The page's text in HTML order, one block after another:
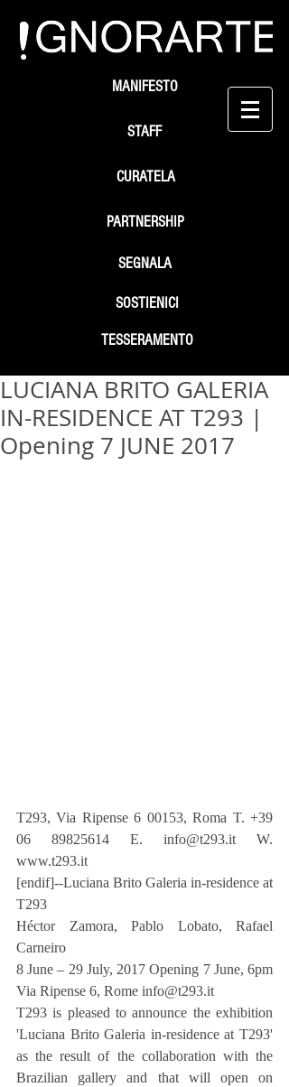
STAFF
SEGNALA
SOSTIENICI
MANIFESTO
PARTNERSHIP
TESSERAMENTO
CURATELA
LUCIANA BRITO GALERIA
IN-RESIDENCE AT T293 |
Opening 7 JUNE 2017
T293, Via Ripense 6 00153, Roma T. +39
06 89825614 E. info@t293.it W.
www.t293.it
[endif]--Luciana Brito Galeria in-residence at
T293
Héctor Zamora, Pablo Lobato, Rafael
Carneiro
8 June – 29 July, 2017 Opening 7 June, 6pm
Via Ripense 6, Rome info@t293.it
T293 is pleased to announce the exhibition
'Luciana Brito Galeria in-residence at T293'
as the result of the collaboration with the
Brazilian gallery and that will open on